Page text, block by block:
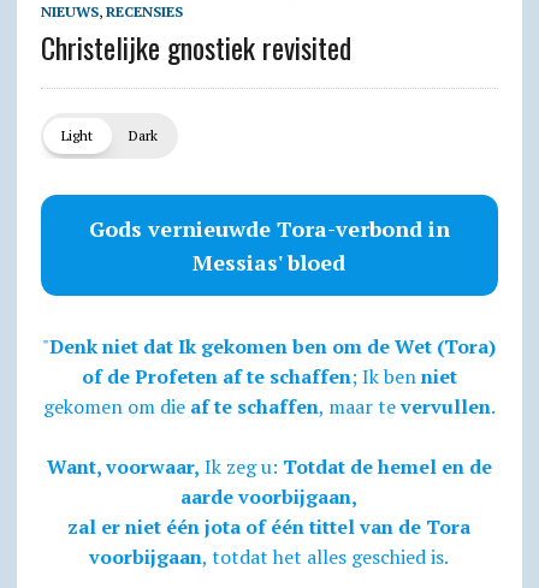
NIEUWS, RECENSIES
Christelijke gnostiek revisited
Light Dark
Gods vernieuwde Tora-verbond in
Messias' bloed
"Denk niet dat Ik gekomen ben om de Wet (Tora)
of de Profeten af te schaffen; Ik benniet
gekomen om die af te schaffen, maar tevervullen.
Want, voorwaar, Ik zeg u: Totdat de hemel en de
aarde voorbijgaan,
zal er niet één jota of één tittel van de Tora
voorbijgaan, totdat het alles geschied is.